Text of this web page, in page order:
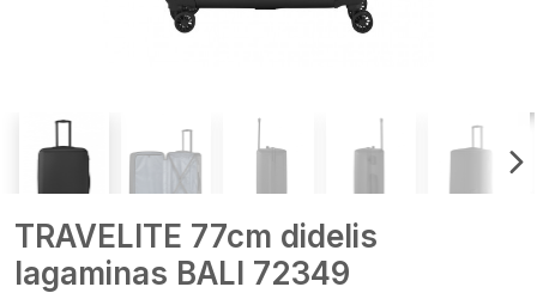
TRAVELITE 77cm didelis
lagaminas BALI 72349